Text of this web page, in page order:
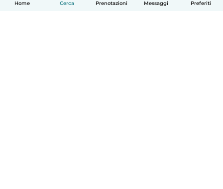
Home Cerca Prenotazioni Messaggi Preferiti